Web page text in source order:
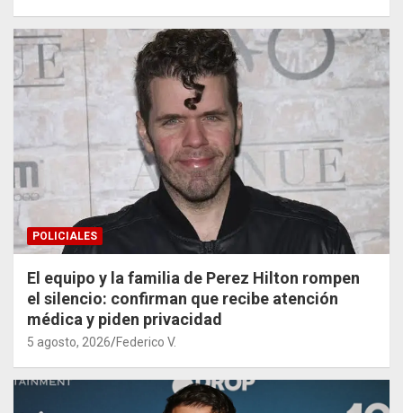
POLICIALES
El equipo y la familia de Perez Hilton rompen
el silencio: confirman que recibe atención
médica y piden privacidad
5 agosto, 2026 Federico V.